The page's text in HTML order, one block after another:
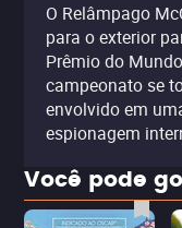
O Relâmpago
para o exterior
Prêmio do
campeonato se
envolvido em
espionagem
Você pode